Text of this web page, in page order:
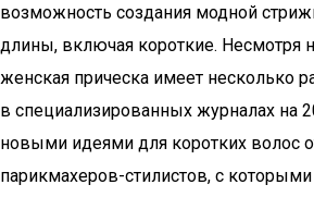
возможность создания модной
длины, включая короткие. Несмотря
женская прическа имеет несколько
в специализированных журналах на
новыми идеями для коротких волос
парикмахеров-стилистов, с